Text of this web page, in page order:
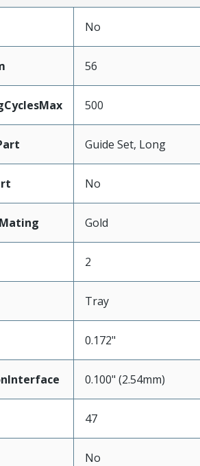
No
56
500
Guide Set, Long
No
Gold
2
Tray
0.172"
0.100" (2.54mm)
47
No